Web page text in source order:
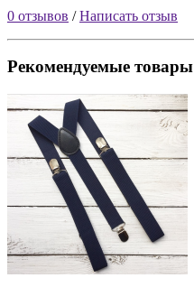
0 отзывов /Написать отзыв
Рекомендуемые товары